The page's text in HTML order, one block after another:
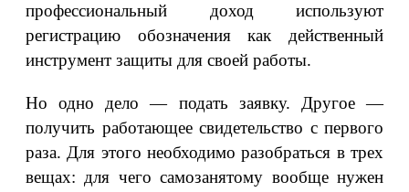
профессиональный доход используют
регистрацию обозначения как действенный
инструмент защиты для своей работы.
Но одно дело — подать заявку. Другое —
получить работающее свидетельство с первого
раза. Для этого необходимо разобраться в трех
вещах: для чего самозанятому вообще нужен